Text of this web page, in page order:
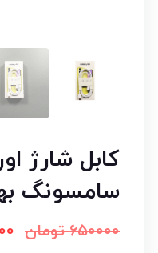
سامسونگ
650000 تومان